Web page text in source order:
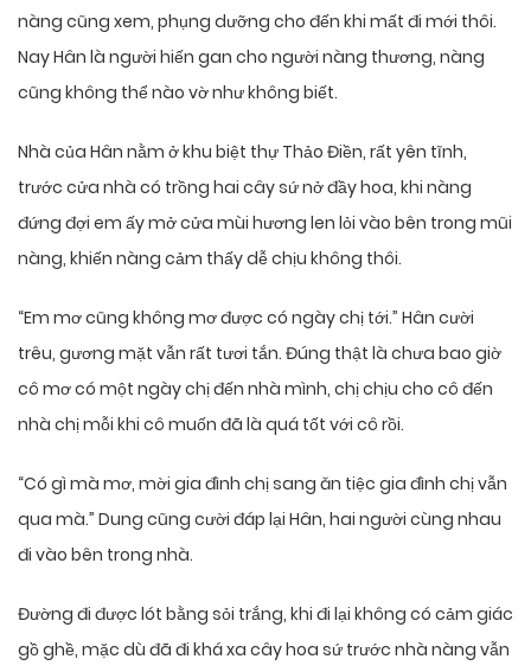
nàng cũng xem, phụng dưỡng cho đến khi mất đi mới thôi.
Nay Hân là người hiến gan cho người nàng thương, nàng
cũng không thể nào vờ như không biết.
Nhà của Hân nằm ở khu biệt thự Thảo Điền, rất yên tĩnh,
trước cửa nhà có trồng hai cây sứ nở đầy hoa, khi nàng
đứng đợi em ấy mở cửa mùi hương len lỏi vào bên trong mũi
nàng, khiến nàng cảm thấy dễ chịu không thôi.
“Em mơ cũng không mơ được có ngày chị tới.” Hân cười
trêu, gương mặt vẫn rất tươi tắn. Đúng thật là chưa bao giờ
cô mơ có một ngày chị đến nhà mình, chị chịu cho cô đến
nhà chị mỗi khi cô muốn đã là quá tốt với cô rồi.
“Có gì mà mơ, mời gia đình chị sang ăn tiệc gia đình chị vẫn
qua mà.” Dung cũng cười đáp lại Hân, hai người cùng nhau
đi vào bên trong nhà.
Đường đi được lót bằng sỏi trắng, khi đi lại không có cảm giác
gồ ghề, mặc dù đã đi khá xa cây hoa sứ trước nhà nàng vẫn